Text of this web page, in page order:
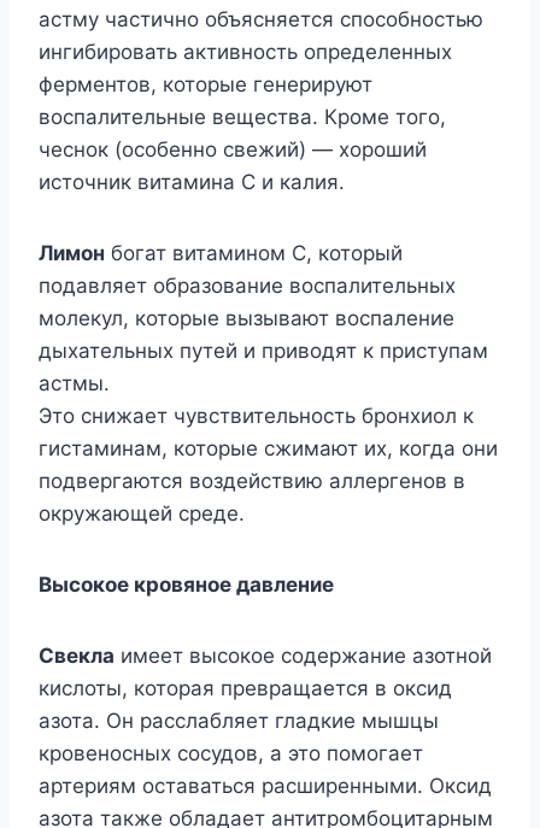
астму частично объясняется способностью
ингибировать активность определенных
ферментов, которые генерируют
воспалительные вещества. Кроме того,
чеснок (особенно свежий) — хороший
источник витамина С и калия.
Лимон богат витамином С, который
подавляет образование воспалительных
молекул, которые вызывают воспаление
дыхательных путей и приводят к приступам
астмы.
Это снижает чувствительность бронхиол к
гистаминам, которые сжимают их, когда они
подвергаются воздействию аллергенов в
окружающей среде.
Высокое кровяное давление
Свекла имеет высокое содержание азотной
кислоты, которая превращается в оксид
азота. Он расслабляет гладкие мышцы
кровеносных сосудов, а это помогает
артериям оставаться расширенными. Оксид
азота также обладает антитромбоцитарным